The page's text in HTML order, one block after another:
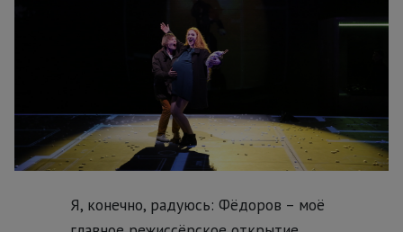
Я, конечно, радуюсь: Фёдоров – моё